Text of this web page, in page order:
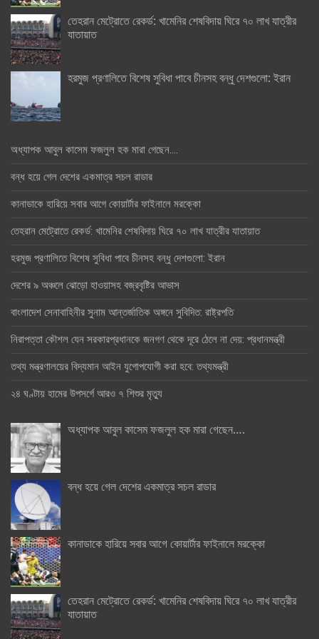
তেহরান মেট্রোতে রেকর্ড: খামেনির শেষবিদায় ঘিরে ৭০ লাখ যাত্রীর
যাতায়াত
হরমুজ প্রণালিতে বিশেষ সুবিধা পাবে চীনসহ বন্ধু দেশগুলো: ইরান
অধ্যাপক আবুল কাসেম ফজলুল হক মারা গেছেন….
বন্ধ হয়ে গেল দেশের একমাত্র সচল রাডার
কানাডাকে হারিয়ে সবার আগে কোয়ার্টার ফাইনালে মরক্কো
তেহরান মেট্রোতে রেকর্ড: খামেনির শেষবিদায় ঘিরে ৭০ লাখ যাত্রীর যাতায়াত
হরমুজ প্রণালিতে বিশেষ সুবিধা পাবে চীনসহ বন্ধু দেশগুলো: ইরান
দেশের ৯ অঞ্চলে ঝোড়ো হাওয়াসহ বজ্রবৃষ্টির আভাস
বাংলাদেশ সেনাবাহিনীর সুনাম আন্তর্জাতিক অঙ্গনে সুবিদিত: রাষ্ট্রপতি
নিরাপত্তা কৌশল যেন সরকারপ্রধানকে জনগণ থেকে দূরে ঠেলে না দেয়: প্রধানমন্ত্রী
তথ্য মন্ত্রণালয়ের বিদ্যমান আইন যুগোপযোগী করা হবে: তথ্যমন্ত্রী
২৪ ঘণ্টায় হামের উপসর্গে আরও ৭ শিশুর মৃত্যু
অধ্যাপক আবুল কাসেম ফজলুল হক মারা গেছেন….
বন্ধ হয়ে গেল দেশের একমাত্র সচল রাডার
কানাডাকে হারিয়ে সবার আগে কোয়ার্টার ফাইনালে মরক্কো
তেহরান মেট্রোতে রেকর্ড: খামেনির শেষবিদায় ঘিরে ৭০ লাখ যাত্রীর
যাতায়াত